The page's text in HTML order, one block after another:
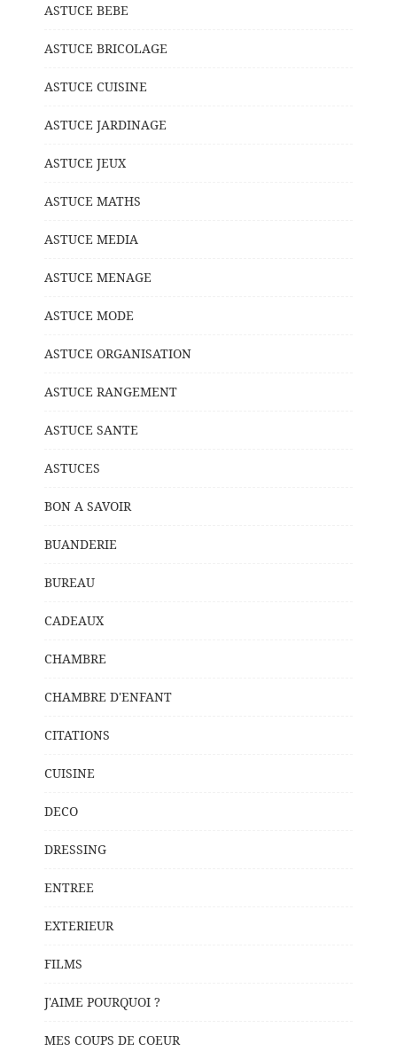
ASTUCE BEBE
ASTUCE BRICOLAGE
ASTUCE CUISINE
ASTUCE JARDINAGE
ASTUCE JEUX
ASTUCE MATHS
ASTUCE MEDIA
ASTUCE MENAGE
ASTUCE MODE
ASTUCE ORGANISATION
ASTUCE RANGEMENT
ASTUCE SANTE
ASTUCES
BON A SAVOIR
BUANDERIE
BUREAU
CADEAUX
CHAMBRE
CHAMBRE D'ENFANT
CITATIONS
CUISINE
DECO
DRESSING
ENTREE
EXTERIEUR
FILMS
J'AIME POURQUOI ?
MES COUPS DE COEUR